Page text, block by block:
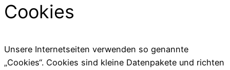
Cookies
Unsere Internetseiten verwenden so genannte
„Cookies“. Cookies sind kleine Datenpakete und richten